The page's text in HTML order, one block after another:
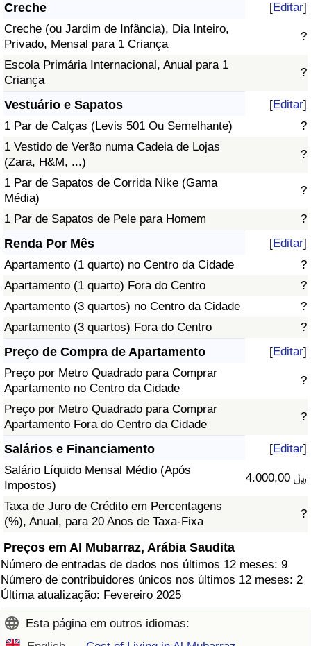
Creche [Editar]
Creche (ou Jardim de Infância), Dia Inteiro,
Privado, Mensal para 1 Criança
?
Escola Primária Internacional, Anual para 1
Criança
?
Vestuário e Sapatos [Editar]
1 Par de Calças (Levis 501 Ou Semelhante)
?
1 Vestido de Verão numa Cadeia de Lojas
(Zara, H&M, ...)
?
1 Par de Sapatos de Corrida Nike (Gama
Média)
?
1 Par de Sapatos de Pele para Homem ?
Renda Por Mês [Editar]
Apartamento (1 quarto) no Centro da Cidade
?
Apartamento (1 quarto) Fora do Centro
?
Apartamento (3 quartos) no Centro da Cidade
?
Apartamento (3 quartos) Fora do Centro
?
Preço de Compra de Apartamento [Editar]
Preço por Metro Quadrado para Comprar
Apartamento no Centro da Cidade
?
Preço por Metro Quadrado para Comprar
Apartamento Fora do Centro da Cidade
?
Salários e Financiamento [Editar]
Salário Líquido Mensal Médio (Após
Impostos)
4.000,00 ﷼
Taxa de Juro de Crédito em Percentagens
(%), Anual, para 20 Anos de Taxa-Fixa
?
Preços em Al Mubarraz, Arábia Saudita
Número de entradas de dados nos últimos 12 meses: 9
Número de contribuidores únicos nos últimos 12 meses: 2
Última atualização: Fevereiro 2025
Esta página em outros idiomas: